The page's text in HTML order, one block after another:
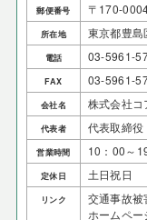
郵便番号 〒170-
所在地 東京都豊
電話 03-5961-
FAX 03-5961-
会社名 株式会社コ
代表者 代表取締
営業時間 10：00～
定休日 土日祝日
リンク
交通事故被
ホームペー